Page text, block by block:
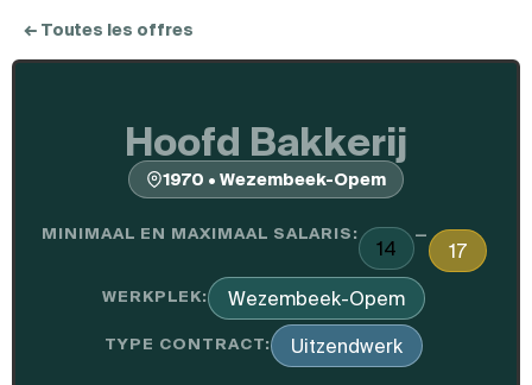
← Toutes les offres
Hoofd Bakkerij
1970 • Wezembeek-Opem
MINIMAAL EN MAXIMAAL SALARIS:
14
—
17
WERKPLEK: Wezembeek-Opem
TYPE CONTRACT: Uitzendwerk